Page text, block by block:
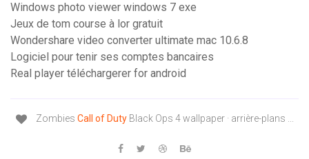
Windows photo viewer windows 7 exe
Jeux de tom course à lor gratuit
Wondershare video converter ultimate mac 10.6.8
Logiciel pour tenir ses comptes bancaires
Real player téléchargerer for android
Zombies Call of DutyBlack Ops 4 wallpaper · arrière-plans ...